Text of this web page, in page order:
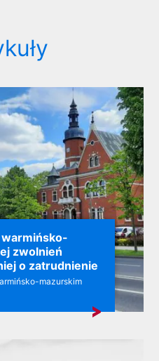
zwolnień
o zatrudnienie
mazurskim